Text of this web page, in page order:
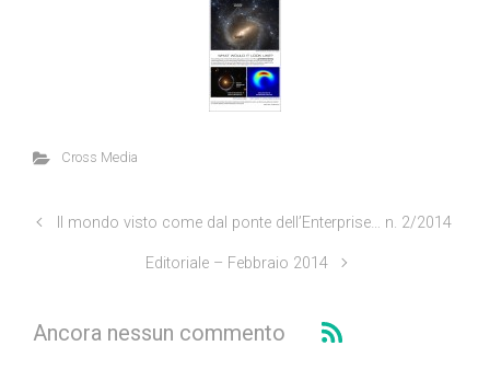
Cross Media
Il mondo visto come dal ponte dell’Enterprise… n. 2/2014
Editoriale – Febbraio 2014
Ancora nessun commento